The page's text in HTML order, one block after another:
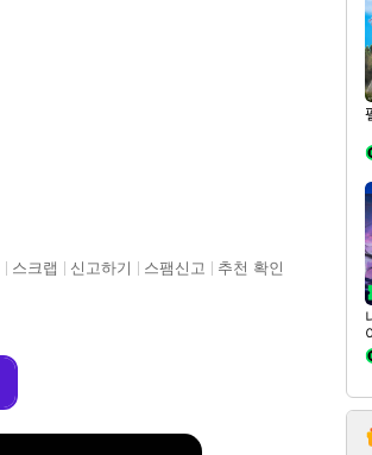
스크랩 신고하기 스팸신고 추천 확인